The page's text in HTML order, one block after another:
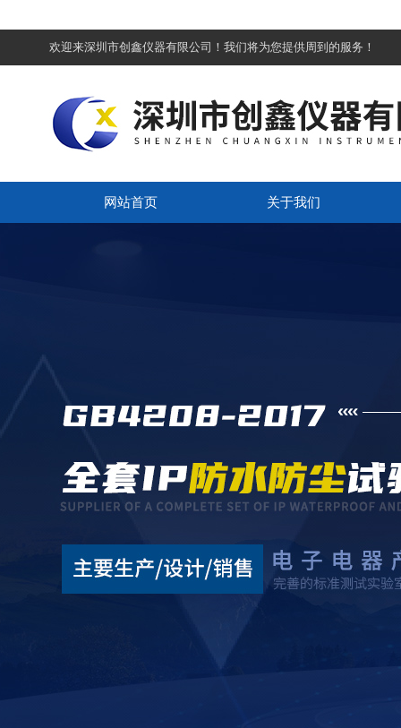
欢迎来深圳市创鑫仪器有限公司！我们将为您提供周到的服务！
网站首页 关于我们